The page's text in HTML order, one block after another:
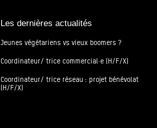
Les dernières actualités
Jeunes végétariens vs vieux boomers ?
Coordinateur/ trice commercial·e (H/F/X)
Coordinateur/ trice réseau : projet bénévolat
(H/F/X)